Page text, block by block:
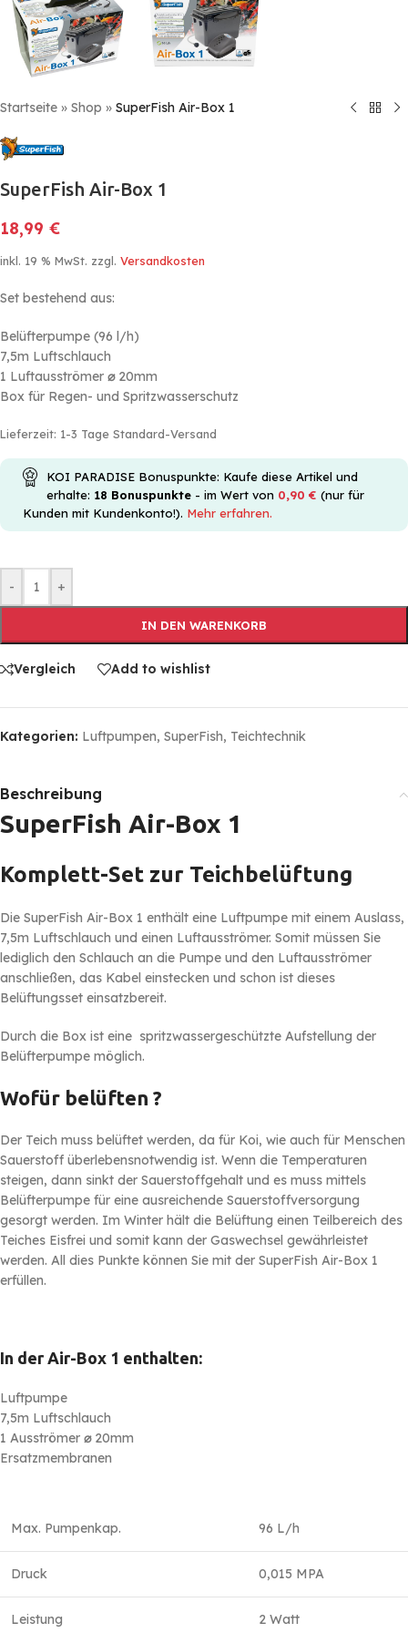
Startseite » Shop » SuperFish Air-Box 1
SuperFish Air-Box 1
18,99 €
inkl. 19 % MwSt. zzgl. Versandkosten
Set bestehend aus:
Belüfterpumpe (96 l/h)
7,5m Luftschlauch
1 Luftausströmer ⌀ 20mm
Box für Regen- und Spritzwasserschutz
Lieferzeit: 1-3 Tage Standard-Versand
KOI PARADISE Bonuspunkte: Kaufe diese Artikel und
erhalte: 18 Bonuspunkte - im Wert von 0,90 € (nur für
Kunden mit Kundenkonto!). Mehr erfahren.
- +
IN DEN WARENKORB
Vergleich Add to wishlist
Kategorien: Luftpumpen, SuperFish, Teichtechnik
Beschreibung
SuperFish Air-Box 1
Komplett-Set zur Teichbelüftung
Die SuperFish Air-Box 1 enthält eine Luftpumpe mit einem Auslass,
7,5m Luftschlauch und einen Luftausströmer. Somit müssen Sie
lediglich den Schlauch an die Pumpe und den Luftausströmer
anschließen, das Kabel einstecken und schon ist dieses
Belüftungsset einsatzbereit.
Durch die Box ist eine spritzwassergeschützte Aufstellung der
Belüfterpumpe möglich.
Wofür belüften ?
Der Teich muss belüftet werden, da für Koi, wie auch für Menschen
Sauerstoff überlebensnotwendig ist. Wenn die Temperaturen
steigen, dann sinkt der Sauerstoffgehalt und es muss mittels
Belüfterpumpe für eine ausreichende Sauerstoffversorgung
gesorgt werden. Im Winter hält die Belüftung einen Teilbereich des
Teiches Eisfrei und somit kann der Gaswechsel gewährleistet
werden. All dies Punkte können Sie mit der SuperFish Air-Box 1
erfüllen.
In der Air-Box 1 enthalten:
Luftpumpe
7,5m Luftschlauch
1 Ausströmer ⌀ 20mm
Ersatzmembranen
Max. Pumpenkap. 96 L/h
Druck 0,015 MPA
Leistung 2 Watt